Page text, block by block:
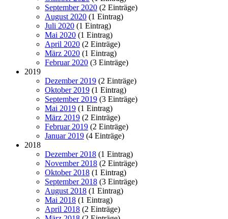
September 2020 (2 Einträge)
August 2020 (1 Eintrag)
Juli 2020 (1 Eintrag)
Mai 2020 (1 Eintrag)
April 2020 (2 Einträge)
März 2020 (1 Eintrag)
Februar 2020 (3 Einträge)
2019
Dezember 2019 (2 Einträge)
Oktober 2019 (1 Eintrag)
September 2019 (3 Einträge)
Mai 2019 (1 Eintrag)
März 2019 (2 Einträge)
Februar 2019 (2 Einträge)
Januar 2019 (4 Einträge)
2018
Dezember 2018 (1 Eintrag)
November 2018 (2 Einträge)
Oktober 2018 (1 Eintrag)
September 2018 (3 Einträge)
August 2018 (1 Eintrag)
Mai 2018 (1 Eintrag)
April 2018 (2 Einträge)